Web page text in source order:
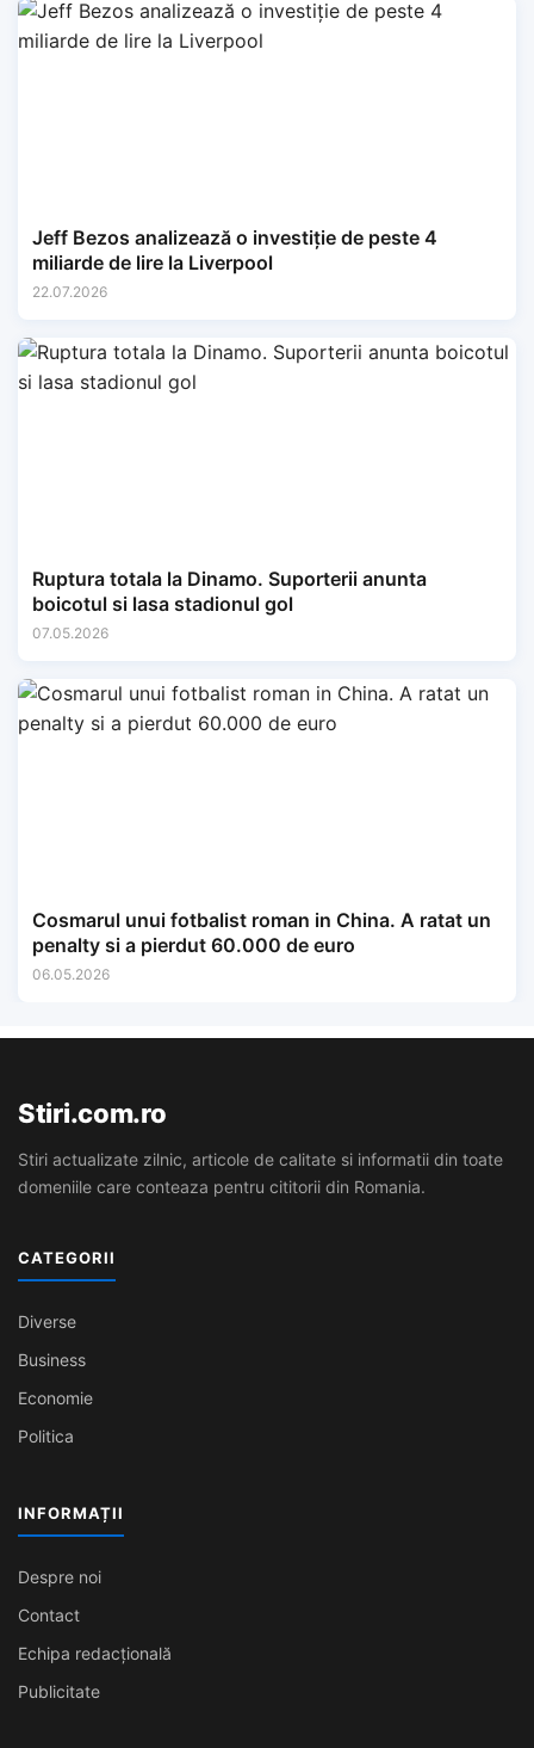
Jeff Bezos analizează o investiție de peste 4
miliarde de lire la Liverpool
22.07.2026
Ruptura totala la Dinamo. Suporterii anunta
boicotul si lasa stadionul gol
07.05.2026
Cosmarul unui fotbalist roman in China. A ratat un
penalty si a pierdut 60.000 de euro
06.05.2026
Stiri.com.ro
Stiri actualizate zilnic, articole de calitate si informatii din toate
domeniile care conteaza pentru cititorii din Romania.
CATEGORII
Diverse
Business
Economie
Politica
INFORMAȚII
Despre noi
Contact
Echipa redacțională
Publicitate